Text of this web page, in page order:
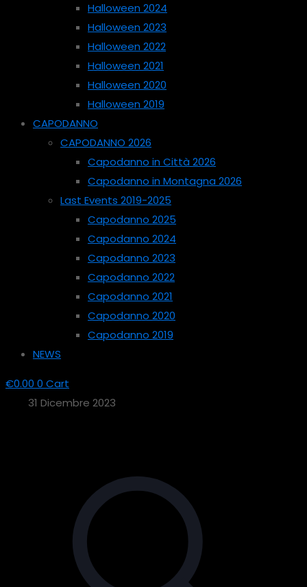
Halloween 2024
Halloween 2023
Halloween 2022
Halloween 2021
Halloween 2020
Halloween 2019
CAPODANNO
CAPODANNO 2026
Capodanno in Città 2026
Capodanno in Montagna 2026
Last Events 2019-2025
Capodanno 2025
Capodanno 2024
Capodanno 2023
Capodanno 2022
Capodanno 2021
Capodanno 2020
Capodanno 2019
NEWS
€0.00 0 Cart
31 Dicembre 2023